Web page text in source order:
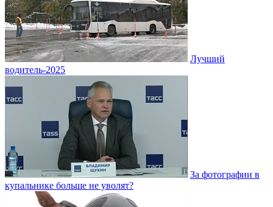
Лучший
водитель-2025
За фотографии в
купальнике больше не уволят?